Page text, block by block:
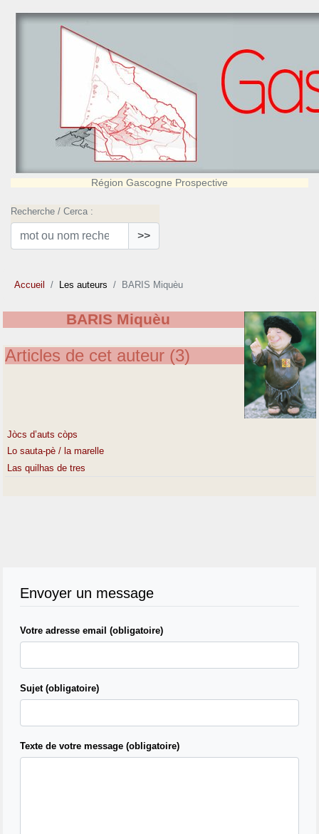
Région Gascogne Prospective
Recherche / Cerca :
>>
Accueil Les auteurs BARIS Miquèu
BARIS Miquèu
Articles de cet auteur (3)
Jòcs d’auts còps
Lo sauta-pè / la marelle
Las quilhas de tres
Envoyer un message
Votre adresse email (obligatoire)
Sujet (obligatoire)
Texte de votre message (obligatoire)